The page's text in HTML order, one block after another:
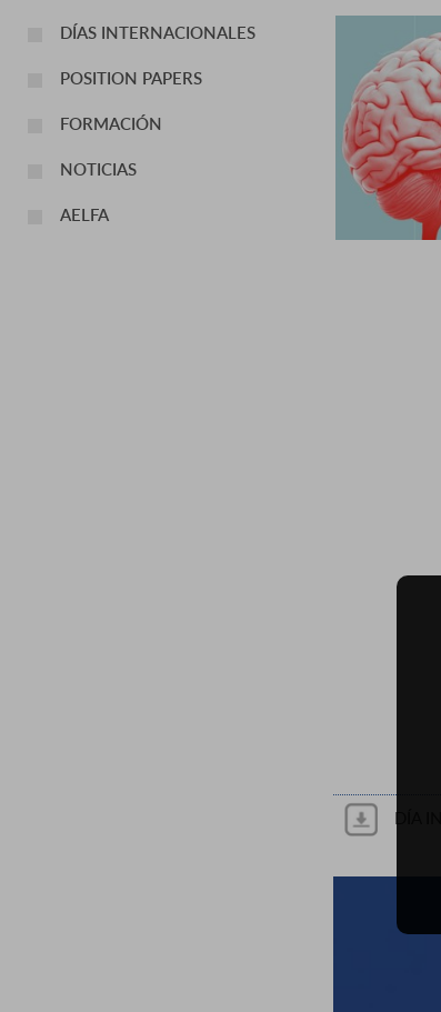
DÍAS INTERNACIONALES
POSITION PAPERS
FORMACIÓN
NOTICIAS
AELFA
DÍA